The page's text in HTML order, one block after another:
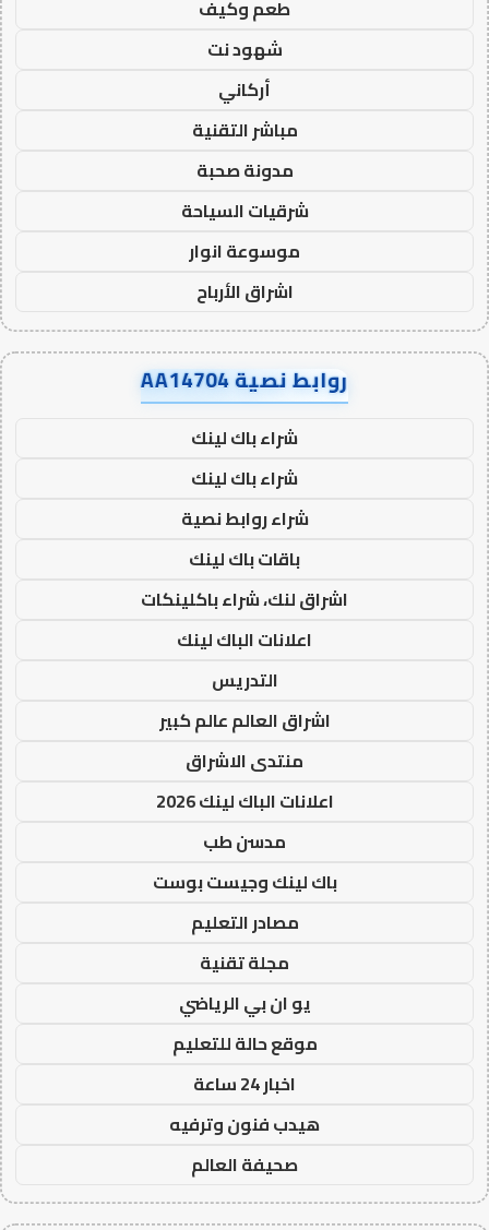
طعم وكيف
شهود نت
أركاني
مباشر التقنية
مدونة صحبة
شرقيات السياحة
موسوعة انوار
اشراق الأرباح
روابط نصية AA14704
شراء باك لينك
شراء باك لينك
شراء روابط نصية
باقات باك لينك
اشراق لنك، شراء باكلينكات
اعلانات الباك لينك
التدريس
اشراق العالم عالم كبير
منتدى الاشراق
اعلانات الباك لينك 2026
مدسن طب
باك لينك وجيست بوست
مصادر التعليم
مجلة تقنية
يو ان بي الرياضي
موقع حالة للتعليم
اخبار 24 ساعة
هيدب فنون وترفيه
صحيفة العالم